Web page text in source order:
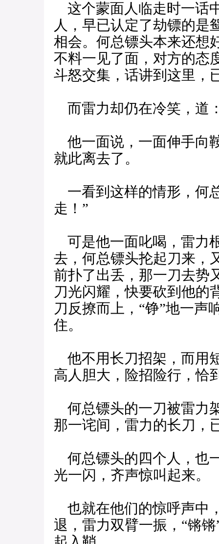
这个蒙面人临走时一话
人，早已认定了劫镖的是
相会。何总镖头本来还想
不料一见了面，对方的态
斗怒交集，话讲到这里，
而雷力却仍在冷笑，道
他一面说，一面伸手向
就此离去了。
一看到这样的情形，何
走！”
可是他一面叱喝，雷力
去，何总镖头抡起刀来，
前扑了出丢，那一刀去势
刀光闪耀，快要砍到他的
刀反撩而上，“铮”地一声
住。
他不用长刀招架，而用
高人胆大，险招险行，恰
何总镖头的一刀被雷力
那一诧间，雷力的长刀，
何总镖头的四个人，也
光一闪，齐声惊叫起来。
也就在他们的惊呼声中
退，雷力双臂一振，“锵